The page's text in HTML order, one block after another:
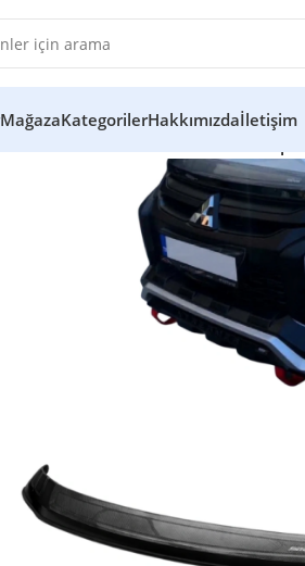
MağazaKategorilerHakkımızdaİletişim